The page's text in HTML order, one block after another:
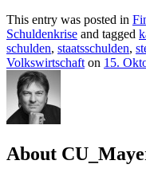
This entry was posted in
Schuldenkrise and tagged
schulden, staatsschulden,
Volkswirtschaft on 15.
About